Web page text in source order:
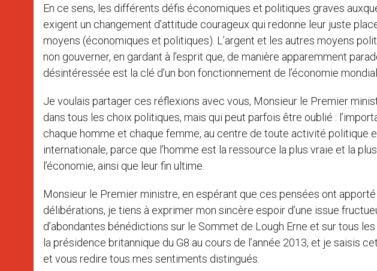
En ce sens, les différents défis économiques et politiques graves
exigent un changement d’attitude courageux qui redonne leur juste
moyens (économiques et politiques). L’argent et les autres moyens
non gouverner, en gardant à l’esprit que, de manière apparemment
désintéressée est la clé d’un bon fonctionnement de l’économie
Je voulais partager ces réflexions avec vous, Monsieur le Premier
dans tous les choix politiques, mais qui peut parfois être oublié :
chaque homme et chaque femme, au centre de toute activité politique
internationale, parce que l’homme est la ressource la plus vraie et la
l’économie, ainsi que leur fin ultime.
Monsieur le Premier ministre, en espérant que ces pensées ont
délibérations, je tiens à exprimer mon sincère espoir d’une issue
d’abondantes bénédictions sur le Sommet de Lough Erne et sur tous
la présidence britannique du G8 au cours de l’année 2013, et je saisis
et vous redire tous mes sentiments distingués.